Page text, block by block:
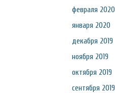
февраля 2020
января 2020
декабря 2019
ноября 2019
октября 2019
сентября 2019